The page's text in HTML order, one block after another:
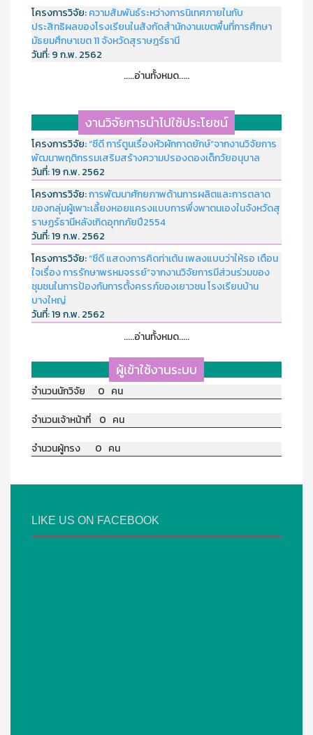
โครงการวิจัย:ความสัมพันธ์ระหว่างการนิเทศภายในกับ
ประสิทธิผลของโรงเรียนในสังกัดสำนักงานเขตพื้นที่การศึกษา
มัธยมศึกษาเขต 11 จังหวัดสุราษฎร์ธานี
วันที่:9 ก.พ. 2562
.....อ่านทั้งหมด.....
งานวิจัยการนำไปใช้ประโยชน์
โครงการวิจัย:“ซีดี การ์ตูนเรื่องหัวผักกาดยักษ์”จากงานวิจัยการ
พัฒนาพฤติกรรมเสริมสร้างความปรองดองเด็กวัยอนุบาล
วันที่:19 ก.พ. 2562
โครงการวิจัย:การพัฒนาศักยภาพด้านการผลิตและการตลาด
ของกลุ่มผู้เพาะเลี้ยงหอยแครงแบบการพึ่งพาตนเองในจังหวัดสุ
ราษฏร์ธานีหลังเกิดอุทกภัยปี2554
วันที่:19 ก.พ. 2562
โครงการวิจัย:“ซีดี แสดงการคิดท่าเต้น เพลงแบบว่าให้รอ เตือน
ใจเรื่อง การรักษาพรหมจรรย์”จากงานวิจัยการมีส่วนร่วมของ
ชุมชนในการป้องกันการตั้งครรภ์ของเยาวชน โรงเรียนบ้าน
บางใหญ่
วันที่:19 ก.พ. 2562
.....อ่านทั้งหมด.....
ผู้เข้าใช้งานระบบ
จำนวนนักวิจัย 0 คน
จำนวนเจ้าหน้าที่ 0 คน
จำนวนผู้ทรง 0 คน
LIKE US ON FACEBOOK